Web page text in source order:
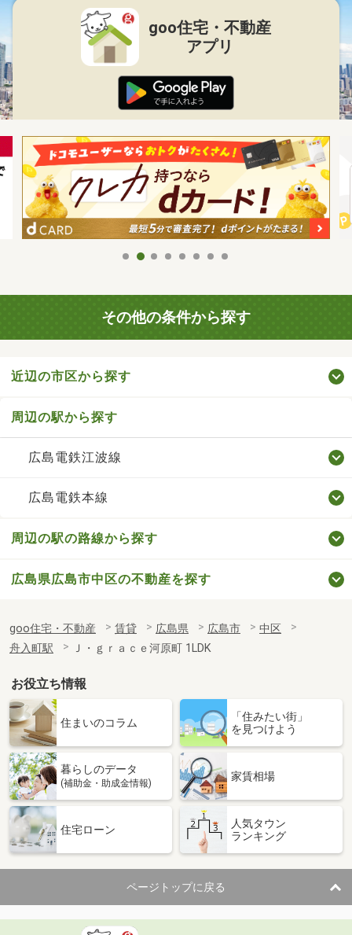
goo住宅・不動産
アプリ
その他の条件から探す
近辺の市区から探す
周辺の駅から探す
広島電鉄江波線
広島電鉄本線
周辺の駅の路線から探す
広島県広島市中区の不動産を探す
goo住宅・不動産 賃貸 広島県 広島市
中区
舟入町駅
Ｊ・ｇｒａｃｅ河原町 1LDK
お役立ち情報
住まいのコラム
「住みたい街」
を見つけよう
暮らしのデータ
(補助金・助成金情報)
家賃相場
住宅ローン
人気タウン
ランキング
ページトップに戻る